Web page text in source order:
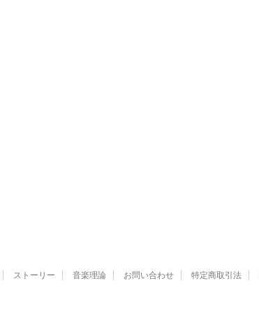
ストーリー 音楽理論 お問い合わせ 特定商取引法